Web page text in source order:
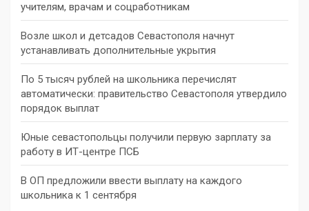
учителям, врачам и соцработникам
Возле школ и детсадов Севастополя начнут
устанавливать дополнительные укрытия
По 5 тысяч рублей на школьника перечислят
автоматически: правительство Севастополя утвердило
порядок выплат
Юные севастопольцы получили первую зарплату за
работу в ИТ-центре ПСБ
В ОП предложили ввести выплату на каждого
школьника к 1 сентября